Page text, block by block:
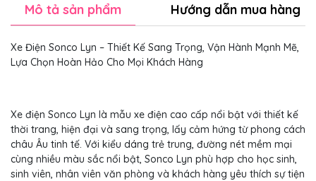
Mô tả sản phẩm Hướng dẫn mua hàng
Xe Điện Sonco Lyn – Thiết Kế Sang Trọng, Vận Hành Mạnh Mẽ,
Lựa Chọn Hoàn Hảo Cho Mọi Khách Hàng
Xe điện Sonco Lyn là mẫu xe điện cao cấp nổi bật với thiết kế
thời trang, hiện đại và sang trọng, lấy cảm hứng từ phong cách
châu Âu tinh tế. Với kiểu dáng trẻ trung, đường nét mềm mại
cùng nhiều màu sắc nổi bật, Sonco Lyn phù hợp cho học sinh,
sinh viên, nhân viên văn phòng và khách hàng yêu thích sự tiện